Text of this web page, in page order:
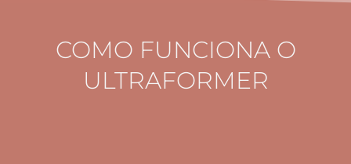
COMO FUNCIONA O
ULTRAFORMER